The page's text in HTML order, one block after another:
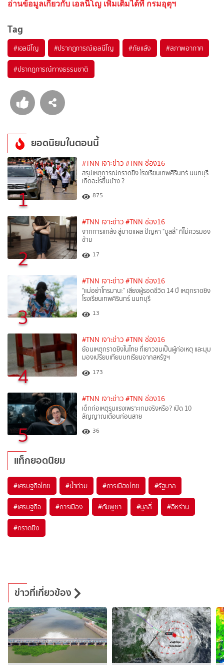
อ่านข้อมูลเกี่ยวกับ เอลนีโญ เพิ่มเติมได้ที่ กรมอุตุฯ
Tag
#เอลนีโญ #ปรากฎการณ์เอลนีโญ #ภัยแล้ง #สภาพอากาศ
#ปรากฏการณ์ทางธรรมชาติ
ยอดนิยมในตอนนี้
1
#TNN เจาะข่าว #TNN ช่อง16
สรุปเหตุการณ์กราดยิง โรงเรียนเทพศิรินทร์ นนทบุรี
เกิดอะไรขึ้นบ้าง ?
875
2
#TNN เจาะข่าว #TNN ช่อง16
จากการแกล้ง สู่บาดแผล ปัญหา "บูลลี่" ที่ไม่ควรมอง
ข้าม
17
3
#TNN เจาะข่าว #TNN ช่อง16
"แม่อย่าโทรมานะ” เสียงผู้รอดชีวิต 14 ปี เหตุกราดยิง
โรงเรียนเทพศิรินทร์ นนทบุรี
13
4
#TNN เจาะข่าว #TNN ช่อง16
ย้อนเหตุกราดยิงในไทย ที่เยาวชนเป็นผู้ก่อเหตุ และมุม
มองเปรียบเทียบบทเรียนจากสหรัฐฯ
173
5
#TNN เจาะข่าว #TNN ช่อง16
เด็กก่อเหตุรุนแรงเพราะเกมจริงหรือ? เปิด 10
สัญญาณเตือนก่อนสาย
36
แท็กยอดนิยม
#เศรษฐกิจไทย #น้ำท่วม #การเมืองไทย #รัฐบาล
#เศรษฐกิจ #การเมือง #กัมพูชา #บูลลี่ #อิหร่าน
#กราดยิง
ข่าวที่เกี่ยวข้อง